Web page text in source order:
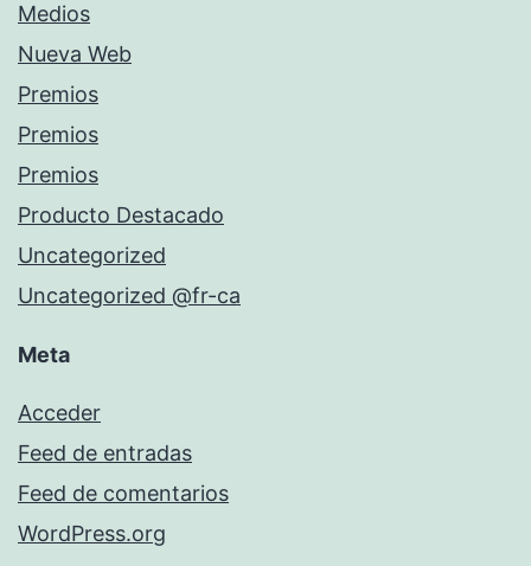
Medios
Nueva Web
Premios
Premios
Premios
Producto Destacado
Uncategorized
Uncategorized @fr-ca
Meta
Acceder
Feed de entradas
Feed de comentarios
WordPress.org